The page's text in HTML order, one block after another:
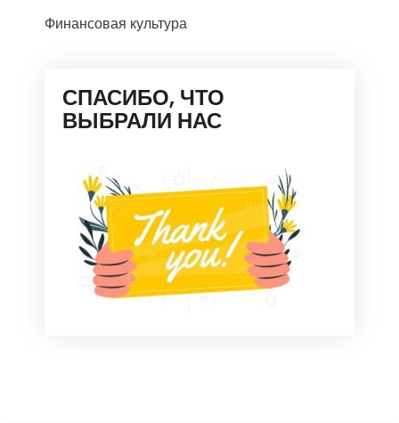
Финансовая культура
СПАСИБО, ЧТО
ВЫБРАЛИ НАС